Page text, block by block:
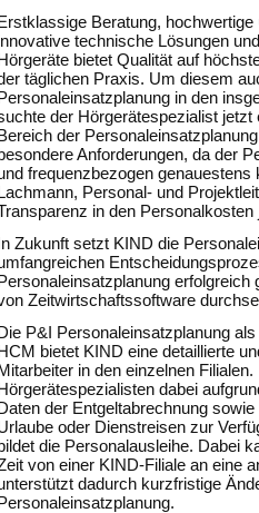
Beratung,
technische Lösungen
bietet Qualität auf
täglichen Praxis. Um diesem
in den
der Hörgerätespezialist
der
Anforderungen, da der
frequenzbezogen
Personal- und
in den Personalkosten
Zukunft setzt KIND die
erfolgreich
Zeitwirtschaftssoftware
P&I Personaleinsatzplanung
bietet KIND eine detaillierte
in den einzelnen
dabei
der Entgeltabrechnung
oder Dienstreisen zur
die Personalausleihe. Dabei
von einer KIND-Filiale an eine
dadurch kurzfristige